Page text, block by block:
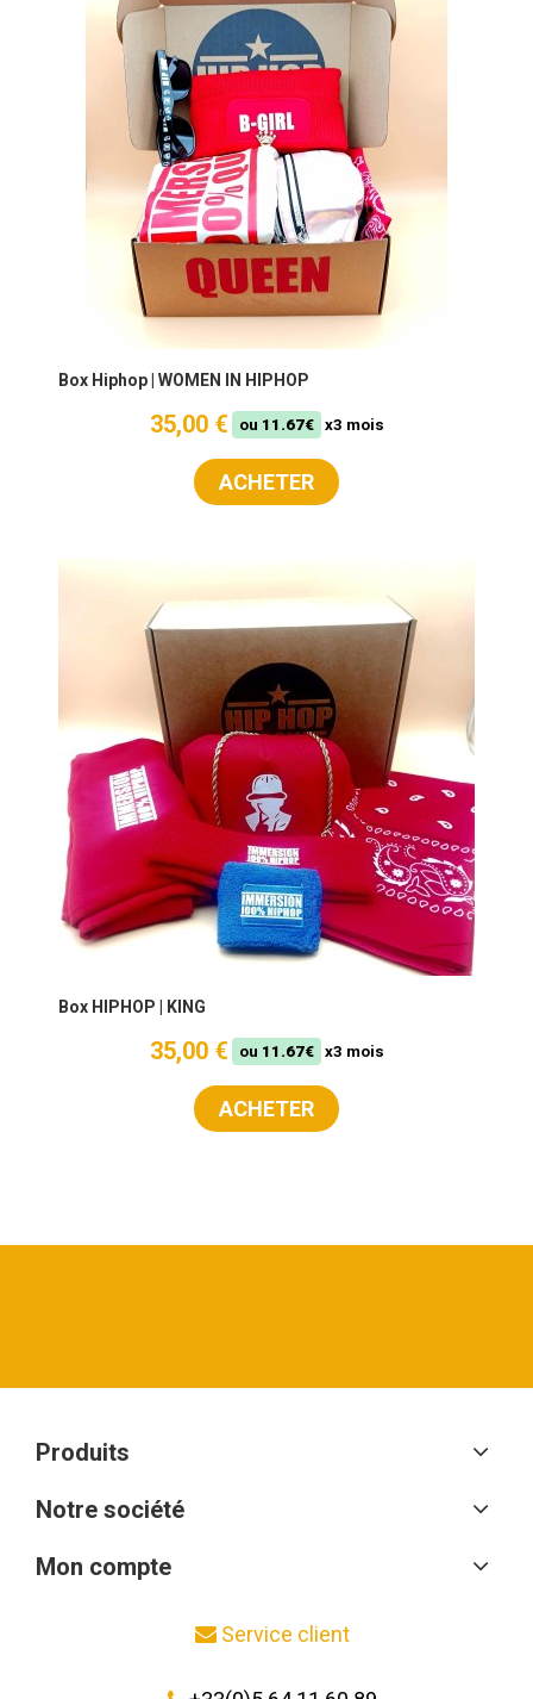
Box Hiphop | WOMEN IN HIPHOP
35,00 € ou 11.67€ x3 mois
ACHETER
Box HIPHOP | KING
35,00 € ou 11.67€ x3 mois
ACHETER
Produits
Notre société
Mon compte
Service client